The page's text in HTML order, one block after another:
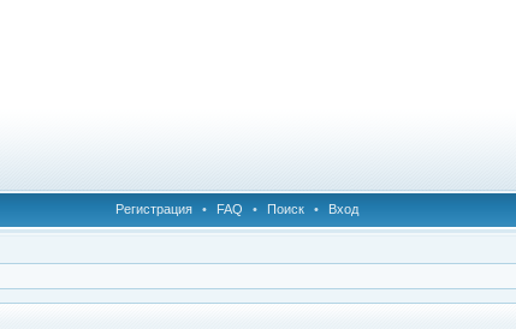
Регистрация • FAQ • Поиск • Вход